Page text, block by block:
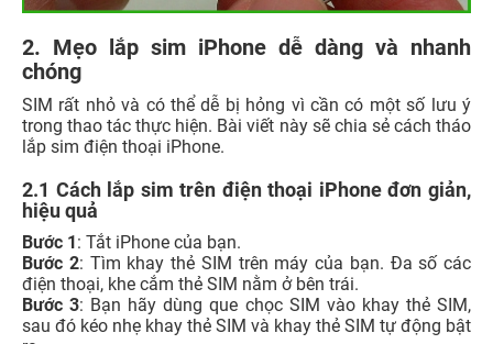
2. Mẹo lắp sim iPhone dễ dàng và nhanh
chóng
SIM rất nhỏ và có thể dễ bị hỏng vì cần có một số lưu ý
trong thao tác thực hiện. Bài viết này sẽ chia sẻ cách tháo
lắp sim điện thoại iPhone.
2.1 Cách lắp sim trên điện thoại iPhone đơn giản,
hiệu quả
Bước 1 : Tắt iPhone của bạn.
Bước 2: Tìm khay thẻ SIM trên máy của bạn. Đa số các
điện thoại, khe cắm thẻ SIM nằm ở bên trái.
Bước 3: Bạn hãy dùng que chọc SIM vào khay thẻ SIM,
sau đó kéo nhẹ khay thẻ SIM và khay thẻ SIM tự động bật